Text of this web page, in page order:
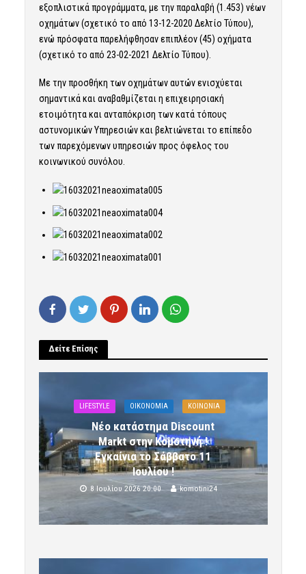
εξοπλιστικά προγράμματα, με την παραλαβή (1.453) νέων
οχημάτων (σχετικό το από 13-12-2020 Δελτίο Τύπου),
ενώ πρόσφατα παρελήφθησαν επιπλέον (45) οχήματα
(σχετικό το από 23-02-2021 Δελτίο Τύπου).
Με την προσθήκη των οχημάτων αυτών ενισχύεται
σημαντικά και αναβαθμίζεται η επιχειρησιακή
ετοιμότητα και ανταπόκριση των κατά τόπους
αστυνομικών Υπηρεσιών και βελτιώνεται το επίπεδο
των παρεχόμενων υπηρεσιών προς όφελος του
κοινωνικού συνόλου.
Δείτε Επίσης
LIFESTYLE OIKONOMIA ΚΟΙΝΩΝΙΑ
Νέο κατάστημα Discount
Markt στην Κομοτηνή !
Εγκαίνια το Σάββατο 11
Ιουλίου !
8 Ιουλίου 2026 20:00 komotini24